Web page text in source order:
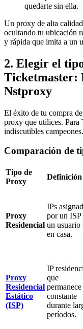
quedarte sin ella.
Un proxy de alta
ocultando tu ubicación
y rápida que imita a un
2. Elegir el
Ticketmaster:
Nstproxy
El éxito de tu compra
proxy que utilices. Para
indiscutibles campeones.
Comparación de
Tipo de
Proxy
Definición
Proxy
Residencial
IPs
por un ISP
un usuario
en casa.
Proxy
Residencial
Estático
(ISP)
IP
que
permanece
constante
durante
períodos.